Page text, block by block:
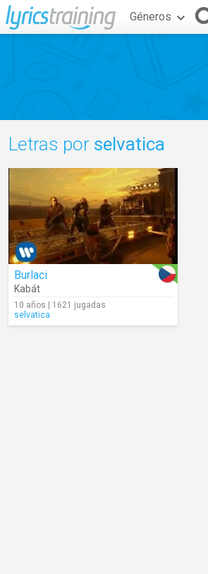
Géneros
Letras por selvatica
Burlaci
Kabát
10 años | 1621 jugadas
selvatica